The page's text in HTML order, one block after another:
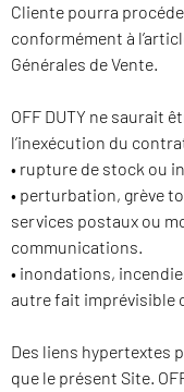
Cliente pourra
conformément à
Générales de Vente.
OFF DUTY ne saurait
l’inexécution du
• rupture de stock ou
• perturbation, grève
services postaux ou
communications.
• inondations,
autre fait imprévisible
Des liens hypertextes
que le présent Site.